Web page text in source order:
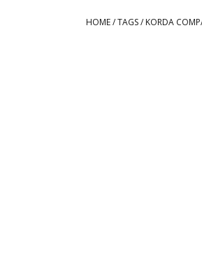
HOME/TAGS/ KORDA